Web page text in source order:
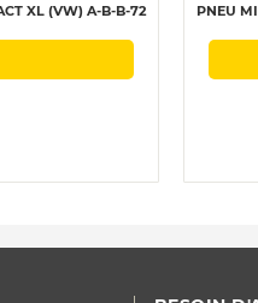
XL (VW) A-B-B-72 PNEU